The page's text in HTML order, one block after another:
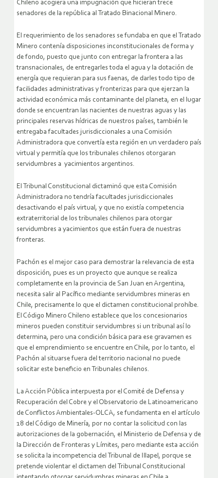
Chileno acogiera una impugnación que hicieran trece
senadores de la república al Tratado Binacional Minero.
El requerimiento de los senadores se fundaba en que el Tratado
Minero contenía disposiciones inconstitucionales de forma y
de fondo, puesto que junto con entregar la frontera a las
transnacionales, de entregarles toda el agua y la dotación de
energía que requieran para sus faenas, de darles todo tipo de
facilidades administrativas y fronterizas para que ejerzan la
actividad económica más contaminante del planeta, en el lugar
donde se encuentran las nacientes de nuestras aguas y las
principales reservas hídricas de nuestros países, también le
entregaba facultades jurisdiccionales a una Comisión
Administradora que convertía esta región en un verdadero país
virtual y permitía que los tribunales chilenos otorgaran
servidumbres a yacimientos argentinos.
El Tribunal Constitucional dictaminó que esta Comisión
Administradora no tendría facultades jurisdiccionales
desactivando el país virtual, y que no existía competencia
extraterritorial de los tribunales chilenos para otorgar
servidumbres a yacimientos que están fuera de nuestras
fronteras.
Pachón es el mejor caso para demostrar la relevancia de esta
disposición, pues es un proyecto que aunque se realiza
completamente en la provincia de San Juan en Argentina,
necesita salir al Pacífico mediante servidumbres mineras en
Chile, precisamente lo que el dictamen constitucional prohíbe.
El Código Minero Chileno establece que los concesionarios
mineros pueden constituir servidumbres si un tribunal así lo
determina, pero una condición básica para ese gravamen es
que el emprendimiento se encuentre en Chile, por lo tanto, el
Pachón al situarse fuera del territorio nacional no puede
solicitar este beneficio en Tribunales chilenos.
La Acción Pública interpuesta por el Comité de Defensa y
Recuperación del Cobre y el Observatorio de Latinoamericano
de Conflictos Ambientales-OLCA, se fundamenta en el artículo
18 del Código de Minería, por no contar la solicitud con las
autorizaciones de la gobernación, el Ministerio de Defensa y de
la Dirección de Fronteras y Límites, pero mediante esta acción
se solicita la incompetencia del Tribunal de Illapel, porque se
pretende violentar el dictamen del Tribunal Constitucional